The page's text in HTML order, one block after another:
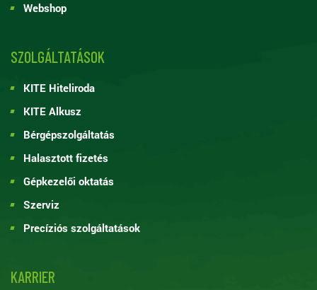
Webshop
SZOLGÁLTATÁSOK
KITE Hiteliroda
KITE Alkusz
Bérgépszolgáltatás
Halasztott fizetés
Gépkezelői oktatás
Szerviz
Precíziós szolgáltatások
KARRIER